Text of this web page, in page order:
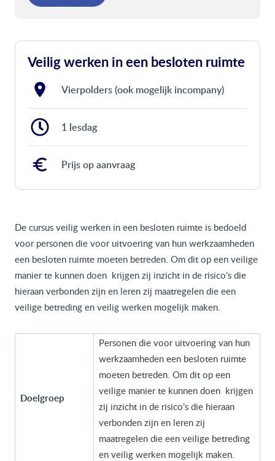
De cursus veilig werken in een besloten ruimte is bedoeld
voor personen die voor uitvoering van hun werkzaamheden
een besloten ruimte moeten betreden. Om dit op een veilige
manier te kunnen doen krijgen zij inzicht in de risico’s die
hieraan verbonden zijn en leren zij maatregelen die een
veilige betreding en veilig werken mogelijk maken.
Doelgroep
Personen die voor uitvoering van hun
werkzaamheden een besloten ruimte
moeten betreden. Om dit op een
veilige manier te kunnen doen krijgen
zij inzicht in de risico’s die hieraan
verbonden zijn en leren zij
maatregelen die een veilige betreding
en veilig werken mogelijk maken.
Veilig werken in een besloten ruimte
Vierpolders (ook mogelijk incompany)
1 lesdag
Prijs op aanvraag